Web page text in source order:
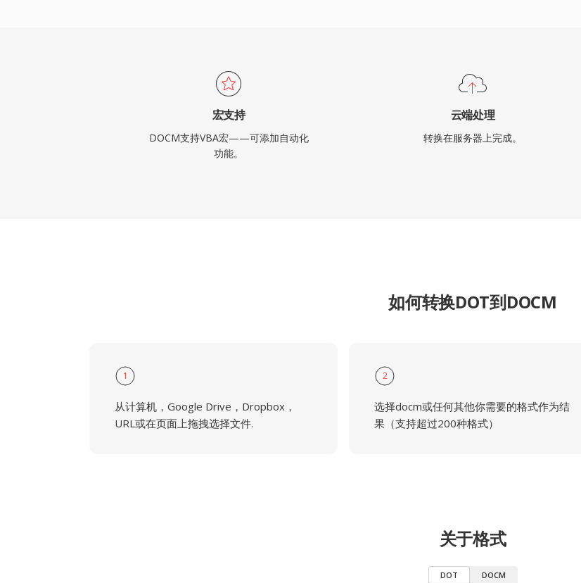
宏支持
DOCM支持VBA宏——可添加自动化
功能。
云端处理
转换在服务器上完成。
如何转换DOT到DOCM
1
从计算机，Google Drive，Dropbox，
URL或在页面上拖拽选择文件.
2
选择docm或任何其他你需要的格式作为结
果（支持超过200种格式）
关于格式
DOT DOCM